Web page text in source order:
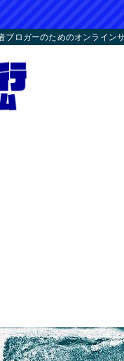
ブロガーのためのオンライ